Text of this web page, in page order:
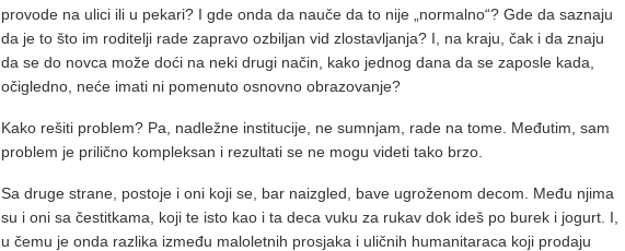
provode na ulici ili u pekari? I gde onda da nauče da to nije „normalno“? Gde da saznaju
da je to što im roditelji rade zapravo ozbiljan vid zlostavljanja? I, na kraju, čak i da znaju
da se do novca može doći na neki drugi način, kako jednog dana da se zaposle kada,
očigledno, neće imati ni pomenuto osnovno obrazovanje?
Kako rešiti problem? Pa, nadležne institucije, ne sumnjam, rade na tome. Međutim, sam
problem je prilično kompleksan i rezultati se ne mogu videti tako brzo.
Sa druge strane, postoje i oni koji se, bar naizgled, bave ugroženom decom. Među njima
su i oni sa čestitkama, koji te isto kao i ta deca vuku za rukav dok ideš po burek i jogurt. I,
u čemu je onda razlika između maloletnih prosjaka i uličnih humanitaraca koji prodaju